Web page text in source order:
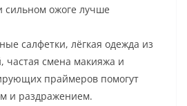
сильном ожоге лучше
салфетки, лёгкая одежда из
частая смена макияжа и
праймеров помогут
и раздражением.